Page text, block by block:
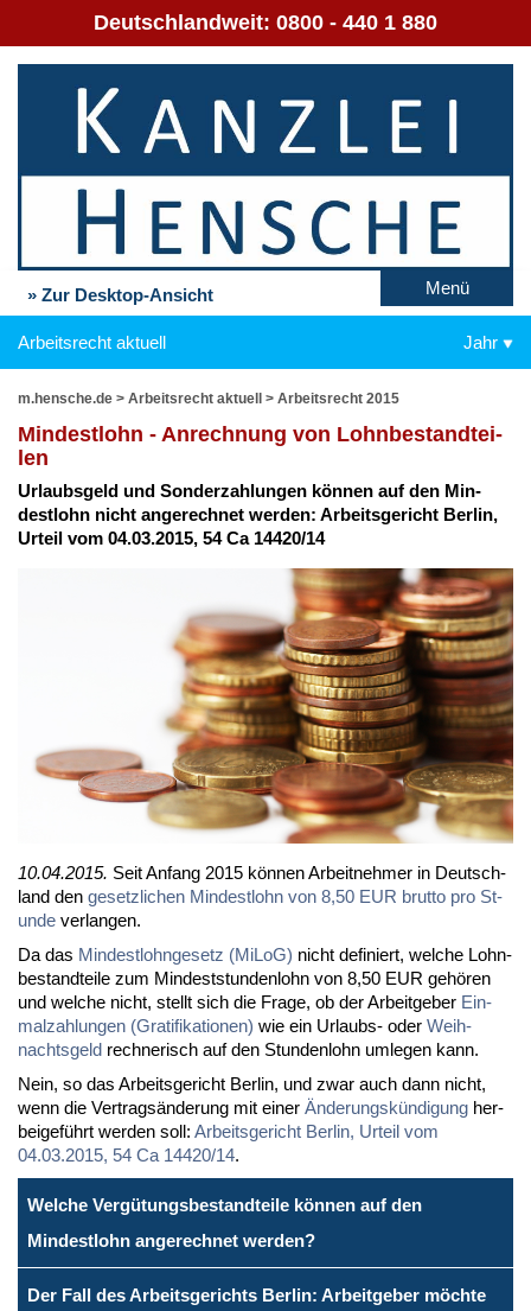
Deutschlandweit: 0800 - 440 1 880
» Zur Desktop-Ansicht Menü
Arbeitsrecht aktuell Jahr
m.hensche.de > Arbeitsrecht aktuell > Arbeitsrecht 2015
Min­dest­lohn - An­rech­nung von Lohn­be­stand­tei­
len
Ur­laubs­geld und Son­der­zah­lun­gen kön­nen auf den Min­
dest­lohn nicht an­ge­rech­net wer­den: Ar­beits­ge­richt Ber­lin,
Ur­teil vom 04.03.2015, 54 Ca 14420/14
10.04.2015. Seit An­fang 2015 kön­nen Ar­beit­neh­mer in Deutsch­
land den ge­setz­li­chen Min­dest­lohn von 8,50 EUR brut­to pro St­
un­de ver­lan­gen.
Da das Min­dest­l­ohn­ge­setz (Mi­LoG) nicht de­fi­niert, wel­che Lohn­
be­stand­tei­le zum Min­dest­stun­den­lohn von 8,50 EUR ge­hö­ren
und wel­che nicht, stellt sich die Fra­ge, ob der Ar­beit­ge­ber Ein­
mal­zah­lun­gen (Gra­ti­fi­ka­tio­nen) wie ein Ur­laubs- oder Weih­
nachts­geld rech­ne­risch auf den St­un­den­lohn um­le­gen kann.
Nein, so das Ar­beits­ge­richt Ber­lin, und zwar auch dann nicht,
wenn die Ver­trags­än­de­rung mit ei­ner Än­de­rungs­kün­di­gung her­
bei­ge­führt wer­den soll: Ar­beits­ge­richt Ber­lin, Ur­teil vom
04.03.2015, 54 Ca 14420/14.
Welche Vergütungsbestandteile können auf den
Mindestlohn angerechnet werden?
Der Fall des Arbeitsgerichts Berlin: Arbeitgeber möchte